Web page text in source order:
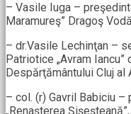
– Vasile Iuga –
Maramureş” Dragoş
– dr.Vasile Lechinţan –
Patriotice „Avram Iancu”
Despărţământului Cluj al
– col. (r) Gavril Babiciu
„Renaşterea Şişeşteană”,